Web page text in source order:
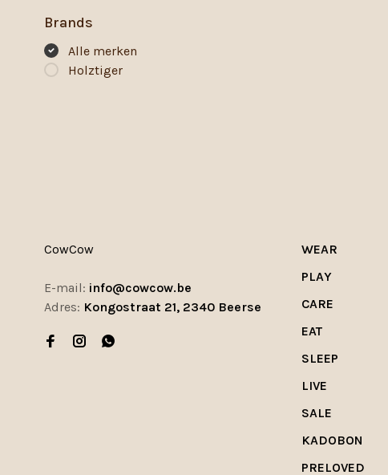
Brands
Alle merken
Holztiger
CowCow
E-mail: info@cowcow.be
Adres: Kongostraat 21, 2340 Beerse
WEAR
PLAY
CARE
EAT
SLEEP
LIVE
SALE
KADOBON
PRELOVED